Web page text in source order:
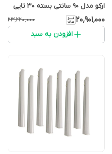
ارکو مدل 90 سانتی بسته 30 تایی
۲۰٬۹۰۱٬۰۰۰ ۲۳٬۲۲۰٬۰۰۰
افزودن به سبد